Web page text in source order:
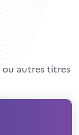
ou autres titres